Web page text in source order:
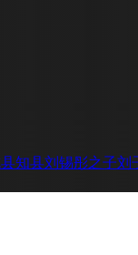
知县刘锡彤之子